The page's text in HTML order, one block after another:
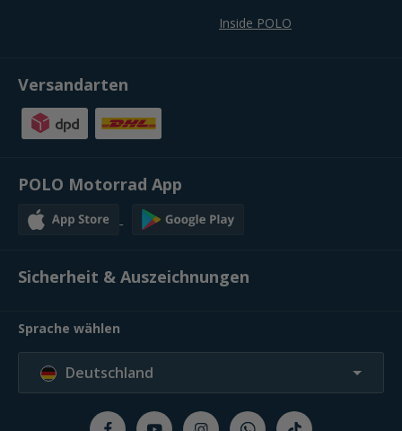
Inside POLO
Versandarten
POLO Motorrad App
Sicherheit & Auszeichnungen
Sprache wählen
Deutschland